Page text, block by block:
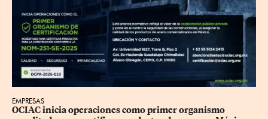
EMPRESAS
OCIAC inicia operaciones como primer organismo